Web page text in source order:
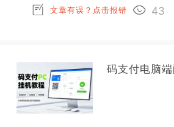
文章有误？点击报错 43
码支付电脑